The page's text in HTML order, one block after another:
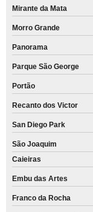
Mirante da Mata
Morro Grande
Panorama
Parque São George
Portão
Recanto dos Victor
San Diego Park
São Joaquim
Caieiras
Embu das Artes
Franco da Rocha